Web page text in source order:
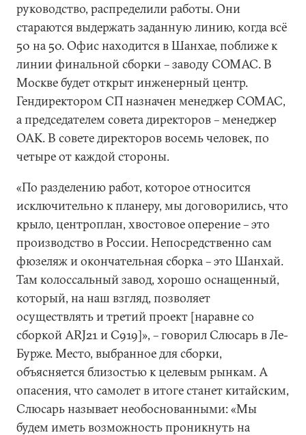
руководство, распределили работы. Они
стараются выдержать заданную линию, когда всё
50 на 50. Офис находится в Шанхае, поближе к
линии финальной сборки – заводу COMAC. В
Москве будет открыт инженерный центр.
Гендиректором СП назначен менеджер COMAC,
а председателем совета директоров – менеджер
ОАК. В совете директоров восемь человек, по
четыре от каждой стороны.
«По разделению работ, которое относится
исключительно к планеру, мы договорились, что
крыло, центроплан, хвостовое оперение – это
производство в России. Непосредственно сам
фюзеляж и окончательная сборка – это Шанхай.
Там колоссальный завод, хорошо оснащенный,
который, на наш взгляд, позволяет
осуществлять и третий проект [наравне со
сборкой ARJ21 и С919]», – говорил Слюсарь в Ле-
Бурже. Место, выбранное для сборки,
объясняется близостью к целевым рынкам. А
опасения, что самолет в итоге станет китайским,
Слюсарь называет необоснованными: «Мы
будем иметь возможность проникнуть на